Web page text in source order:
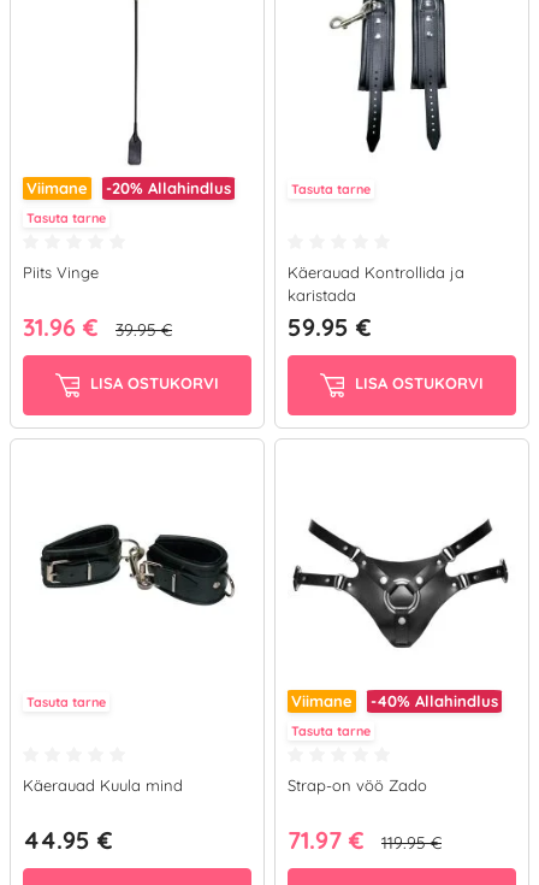
Viimane -20% Allahindlus
Tasuta tarne
Piits Vinge
31.96 € 39.95 €
LISA OSTUKORVI
Tasuta tarne
Käerauad Kontrollida ja
karistada
59.95 €
LISA OSTUKORVI
Tasuta tarne
Käerauad Kuula mind
44.95 €
Viimane -40% Allahindlus
Tasuta tarne
Strap-on vöö Zado
71.97 € 119.95 €